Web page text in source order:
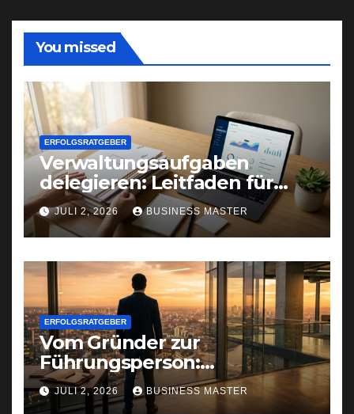
You missed
ERFOLGSRATGEBER
Verwaltungsaufgaben
delegieren: Leitfaden für
Gründer und Selbstständige
JULI 2, 2026 BUSINESS MASTER
ERFOLGSRATGEBER
Vom Gründer zur
Führungsperson:
Selbstreflexion als
Erfolgsfaktor
JULI 2, 2026 BUSINESS MASTER